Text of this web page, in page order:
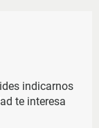
indicarnos
te interesa